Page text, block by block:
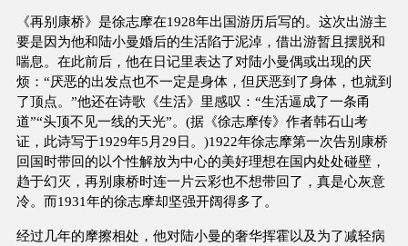
《再别康桥》是徐志摩在1928年出国游历后写的。这次出游主
要是因为他和陆小曼婚后的生活陷于泥淖，借出游暂且摆脱和
喘息。在此前后，他在日记里表达了对陆小曼偶或出现的厌
烦：“厌恶的出发点也不一定是身体，但厌恶到了身体，也就到
了顶点。”他还在诗歌《生活》里感叹：“生活逼成了一条甬
道”“头顶不见一线的天光”。(据《徐志摩传》作者韩石山考
证，此诗写于1929年5月29日。)1922年徐志摩第一次告别康桥
回国时带回的以个性解放为中心的美好理想在国内处处碰壁，
趋于幻灭，再别康桥时连一片云彩也不想带回了，真是心灰意
冷。而1931年的徐志摩却坚强开阔得多了。
经过几年的摩擦相处，他对陆小曼的奢华挥霍以及为了减轻病